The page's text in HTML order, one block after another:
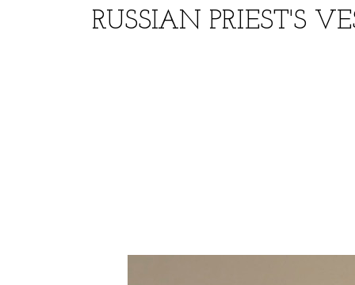
RUSSIAN PRIEST'S